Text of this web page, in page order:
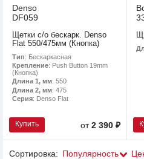
Denso
DF059
Щетки с/о бескарк. Denso
Flat 550/475мм (Кнопка)
Тип: Бескаркасная
Крепление: Push Button 19mm
(Кнопка)
Длина 1, мм: 550
Длина 2, мм: 475
Серия: Denso Flat
Купить от2 390 ₽
Сортировка: Популярность